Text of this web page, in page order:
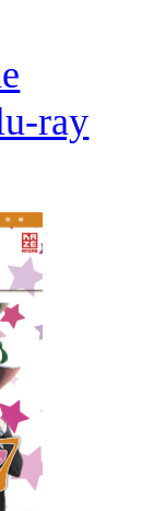
ray